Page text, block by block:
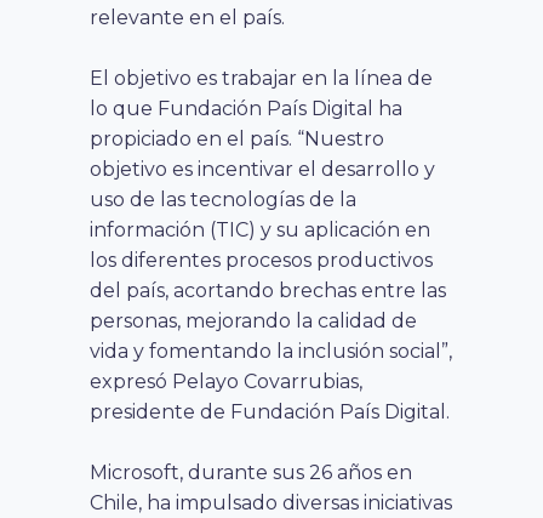
relevante en el país.
El objetivo es trabajar en la línea de
lo que Fundación País Digital ha
propiciado en el país. “Nuestro
objetivo es incentivar el desarrollo y
uso de las tecnologías de la
información (TIC) y su aplicación en
los diferentes procesos productivos
del país, acortando brechas entre las
personas, mejorando la calidad de
vida y fomentando la inclusión social”,
expresó Pelayo Covarrubias,
presidente de Fundación País Digital.
Microsoft, durante sus 26 años en
Chile, ha impulsado diversas iniciativas